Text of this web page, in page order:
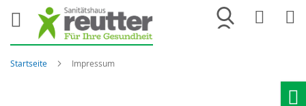
Merkliste
Startseite Impressum